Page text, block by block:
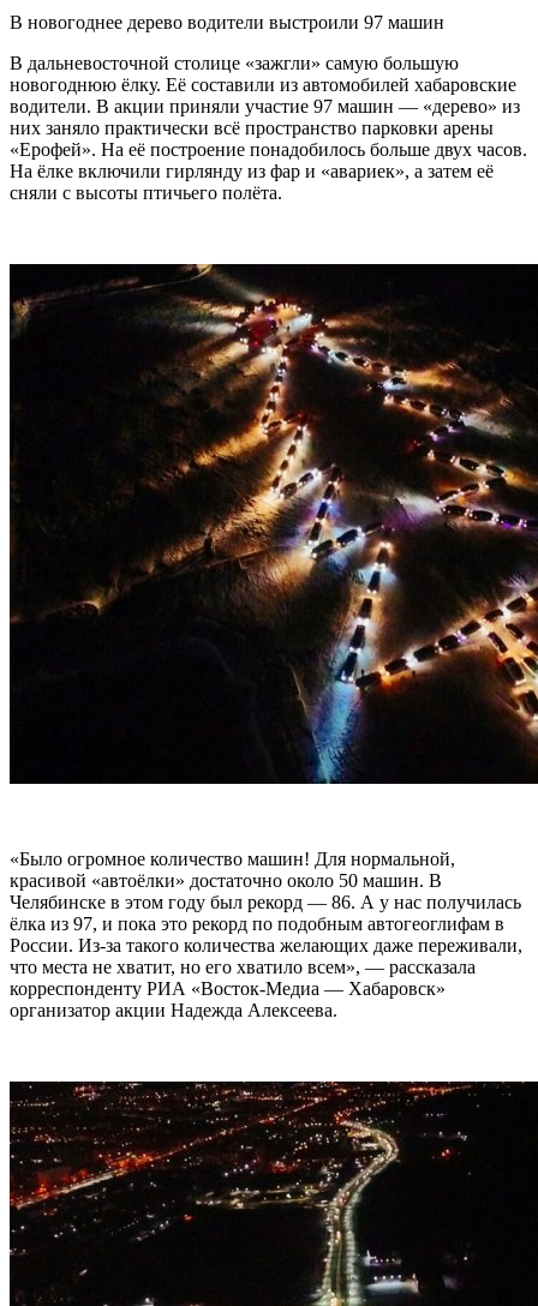
В новогоднее дерево водители выстроили 97 машин
В дальневосточной столице «зажгли» самую большую
новогоднюю ёлку. Её составили из автомобилей хабаровские
водители. В акции приняли участие 97 машин — «дерево» из
них заняло практически всё пространство парковки арены
«Ерофей». На её построение понадобилось больше двух часов.
На ёлке включили гирлянду из фар и «авариек», а затем её
сняли с высоты птичьего полёта.
«Было огромное количество машин! Для нормальной,
красивой «автоёлки» достаточно около 50 машин. В
Челябинске в этом году был рекорд — 86. А у нас получилась
ёлка из 97, и пока это рекорд по подобным автогеоглифам в
России. Из-за такого количества желающих даже переживали,
что места не хватит, но его хватило всем», — рассказала
корреспонденту РИА «Восток-Медиа — Хабаровск»
организатор акции Надежда Алексеева.